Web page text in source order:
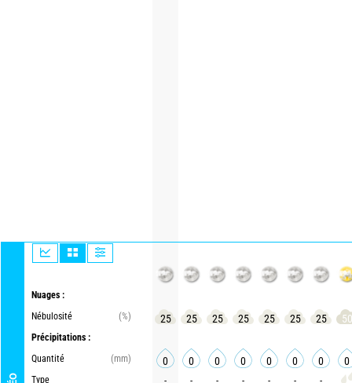
Nuages :
Nébulosité
(%)
Précipitations :
Quantité
(mm)
Type
25 25 25 25 25 25 25 50
0 0 0 0 0 0 0 0
- - - - - - -